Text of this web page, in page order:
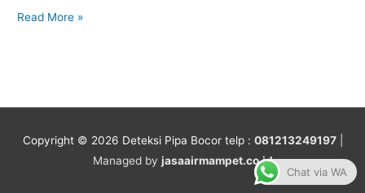
Read More »
Copyright © 2026 Deteksi Pipa Bocortelp : 081213249197|
Managed by jasaairmampet.co.id
Chat via WA